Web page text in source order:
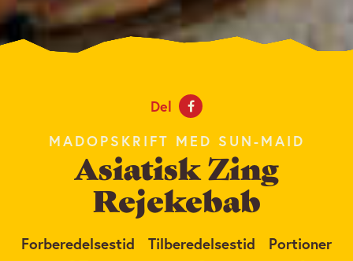
Del
MADOPSKRIFT MED SUN-MAID
Asiatisk Zing
Rejekebab
Forberedelsestid Tilberedelsestid Portioner